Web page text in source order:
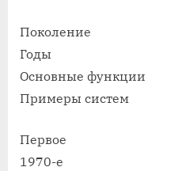
Поколение
Годы
Основные функции
Примеры систем
Первое
1970-е